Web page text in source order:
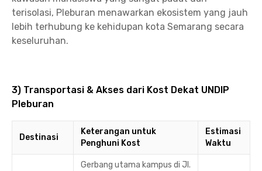
terisolasi, Pleburan menawarkan ekosistem yang jauh
lebih terhubung ke kehidupan kota Semarang secara
keseluruhan.
3) Transportasi & Akses dari Kost Dekat UNDIP
Pleburan
Destinasi
Keterangan untuk
Penghuni Kost
Estimasi
Waktu
Gerbang utama kampus di Jl.